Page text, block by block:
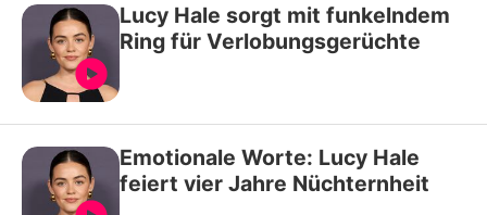
Lucy Hale sorgt mit funkelndem
Ring für Verlobungsgerüchte
Emotionale Worte: Lucy Hale
feiert vier Jahre Nüchternheit